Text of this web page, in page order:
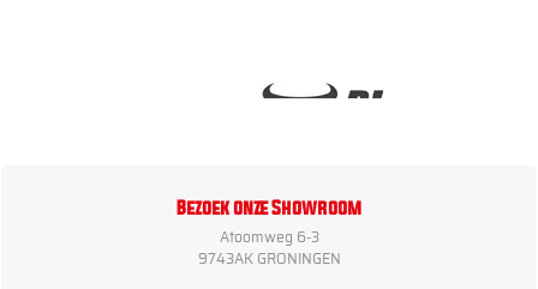
Bezoek onze Showroom
Atoomweg 6-3
9743AK GRONINGEN